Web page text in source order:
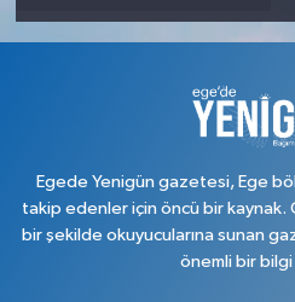
Egede Yenigün gazetesi, Ege
takip edenler için öncü bir kaynak.
bir şekilde okuyucularına sunan
önemli bir bilgi